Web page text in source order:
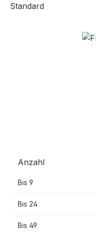
Standard
Bildergalerie
Anzahl
Bis 9
Bis 24
Bis 49